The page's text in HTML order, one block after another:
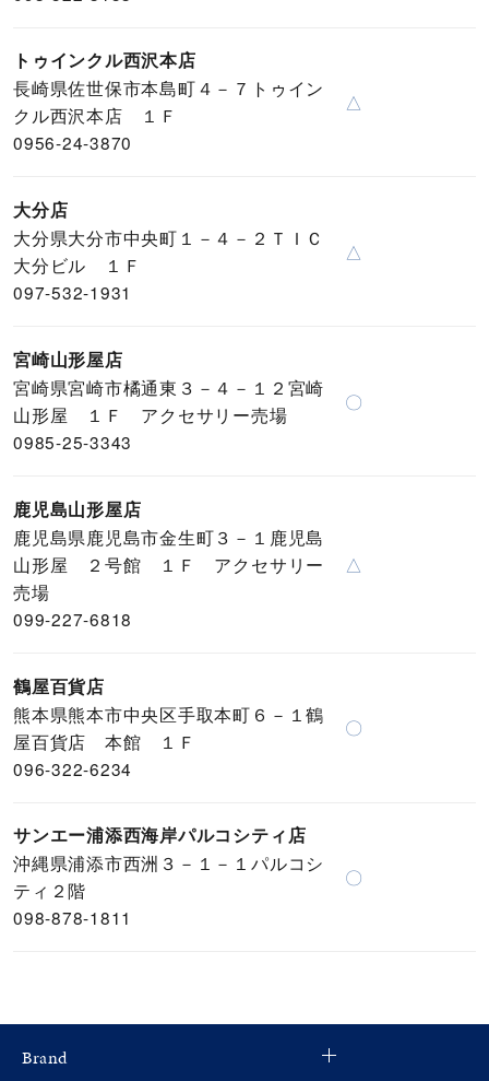
トゥインクル西沢本店
長崎県佐世保市本島町４－７トゥイン
クル西沢本店 １Ｆ
0956-24-3870
△
大分店
大分県大分市中央町１－４－２ＴＩＣ
大分ビル １Ｆ
097-532-1931
△
宮崎山形屋店
宮崎県宮崎市橘通東３－４－１２宮崎
山形屋 １Ｆ アクセサリー売場
0985-25-3343
〇
鹿児島山形屋店
鹿児島県鹿児島市金生町３－１鹿児島
山形屋 ２号館 １Ｆ アクセサリー
売場
099-227-6818
△
鶴屋百貨店
熊本県熊本市中央区手取本町６－１鶴
屋百貨店 本館 １Ｆ
096-322-6234
〇
サンエー浦添西海岸パルコシティ店
沖縄県浦添市西洲３－１－１パルコシ
ティ２階
098-878-1811
〇
Brand